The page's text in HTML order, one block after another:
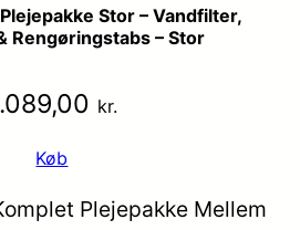
Stor – Vandfilter,
Rengøringstabs – Stor
kr.
Køb
Plejepakke Mellem